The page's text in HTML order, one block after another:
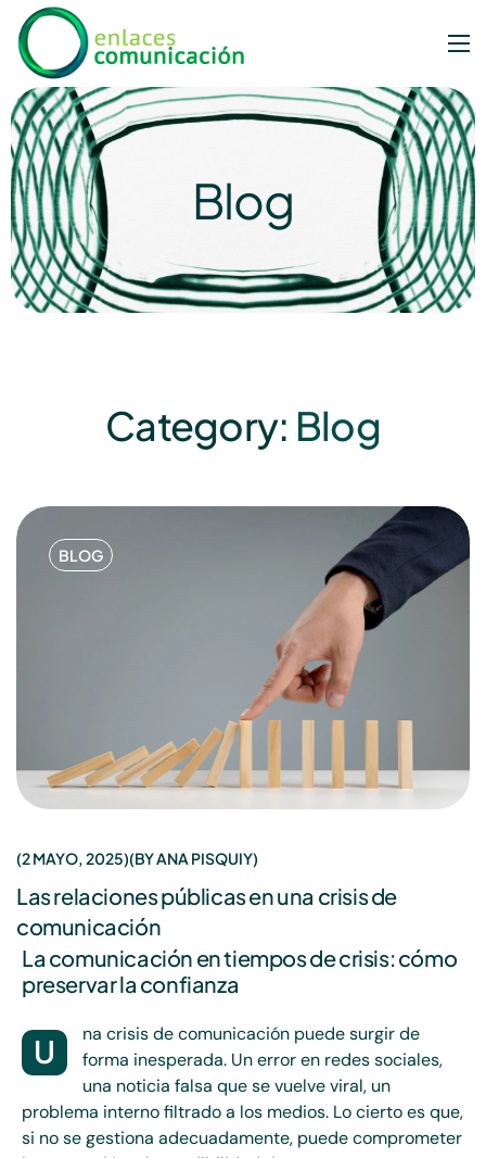
Blog
Category: Blog
BLOG
2 MAYO, 2025 BYANA PISQUIY
Las relaciones públicas en una crisis de
comunicación
La comunicación en tiempos de crisis: cómo
preservar la confianza
U
na crisis de comunicación puede surgir de
forma inesperada. Un error en redes sociales,
una noticia falsa que se vuelve viral, un
problema interno filtrado a los medios. Lo cierto es que,
si no se gestiona adecuadamente, puede comprometer